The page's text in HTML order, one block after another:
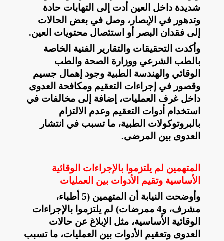
شديدة داخل العين أدت إلى التهابات حادة
وتدهور في الإبصار، وصل في بعض الحالات
إلى فقدان البصر أو استئصال محتويات العين.
وأكدت التحقيقات والتقارير الفنية الخاصة
بالطب الشرعي ووزارة الصحة والطب
الوقائي والهندسة الطبية وجود إهمال جسيم
وقصور في إجراءات التعقيم ومكافحة العدوى
داخل غرف العمليات، إضافة إلى مخالفات في
استخدام أدوات التعقيم وعدم الالتزام
بالبروتوكولات الطبية، ما تسبب في انتشار
العدوى بين المرضى.
المتهمين لم يلتزموا بالإجراءات الوقائية
الأساسية وتقيم الأدوات بين العمليات
وأوضحت النيابة أن المتهمين (5 أطباء،
مشرف، و4 ممرضات) لم يلتزموا بالإجراءات
الوقائية الأساسية، مثل الإبلاغ عن حالات
العدوى وتعقيم الأدوات بين العمليات، ما تسبب